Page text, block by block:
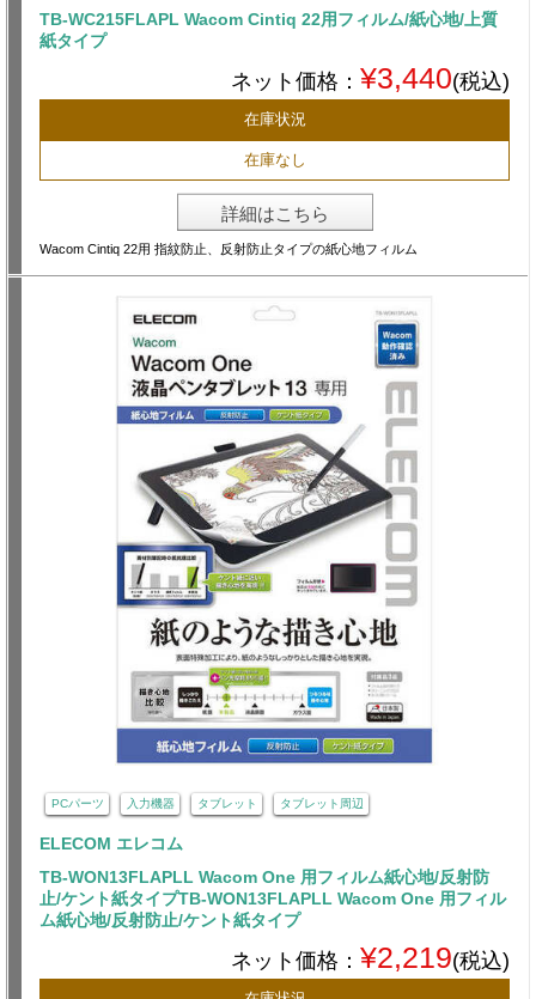
TB-WC215FLAPL Wacom Cintiq 22用フィルム/紙心地/上質
紙タイプ
ネット価格： ¥3,440(税込)
在庫状況
在庫なし
詳細はこちら
Wacom Cintiq 22用 指紋防止、反射防止タイプの紙心地フィルム
PCパーツ 入力機器 タブレット タブレット周辺
ELECOM エレコム
TB-WON13FLAPLL Wacom One 用フィルム紙心地/反射防
止/ケント紙タイプTB-WON13FLAPLL Wacom One 用フィル
ム紙心地/反射防止/ケント紙タイプ
ネット価格： ¥2,219(税込)